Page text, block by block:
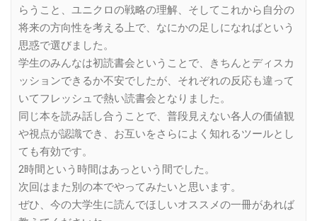
らうこと、ユニクロの戦略の理解、そしてこれから自分の
将来の方向性を考える上で、なにかの足しになればという
思惑で選びました。
学生のみんなは初読書会ということで、きちんとディスカ
ッションできるか不安でしたが、それぞれの反応も違って
いてフレッシュで熱い読書会となりました。
同じ本を読み話し合うことで、普段見えない各人の価値観
や視点が認識でき、お互いをさらによく知れるツールとし
ても有効です。
2時間という時間はあっという間でした。
次回はまた別の本でやってみたいと思います。
ぜひ、今の大学生に読んでほしいオススメの一冊があれば